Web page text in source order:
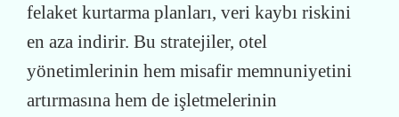
felaket kurtarma planları, veri kaybı riskini
en aza indirir. Bu stratejiler, otel
yönetimlerinin hem misafir memnuniyetini
artırmasına hem de işletmelerinin